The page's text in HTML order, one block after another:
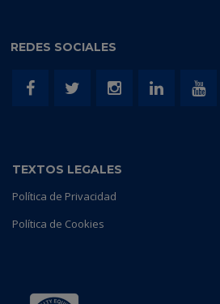
REDES SOCIALES
TEXTOS LEGALES
Política de Privacidad
Política de Cookies